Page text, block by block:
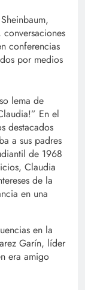
conferencias
por medios
lema de
En el
destacados
a sus padres
de 1968
Claudia
de la
en una
en la
Garín, líder
era amigo